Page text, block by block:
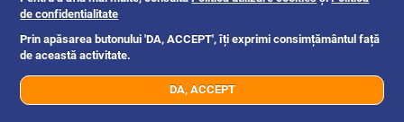
07xx xxx xxx Trimite mesaj
Constanta 2d
de confidentialitate
Prin apăsarea butonului 'DA, ACCEPT', îți exprimi consimțământul față
de această activitate.
DA, ACCEPT